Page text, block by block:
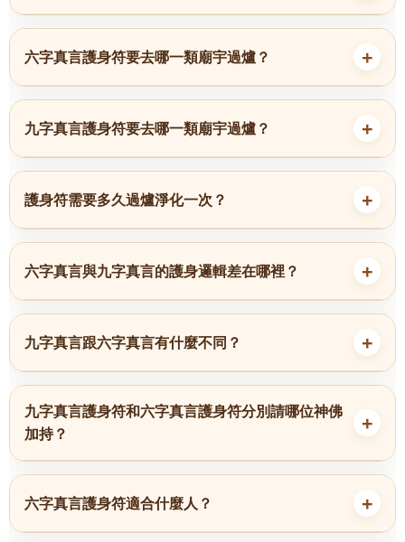
六字真言護身符要去哪一類廟宇過爐？
九字真言護身符要去哪一類廟宇過爐？
護身符需要多久過爐淨化一次？
六字真言與九字真言的護身邏輯差在哪裡？
九字真言跟六字真言有什麼不同？
九字真言護身符和六字真言護身符分別請哪位神佛
加持？
六字真言護身符適合什麼人？